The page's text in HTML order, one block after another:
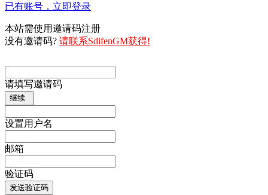
已有账号，立即登录
本站需使用邀请码注册
没有邀请码? 请联系SdifenGM获得!
请填写邀请码
继续
设置用户名
邮箱
验证码
发送验证码